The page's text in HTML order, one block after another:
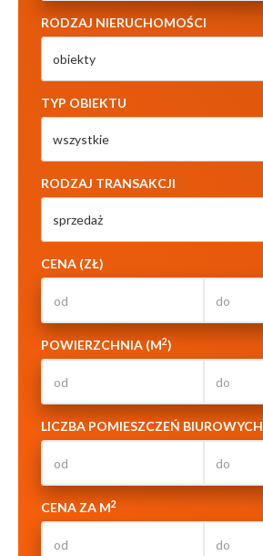
RODZAJ NIERUCHOMOŚCI
obiekty
TYP OBIEKTU
wszystkie
RODZAJ TRANSAKCJI
sprzedaż
CENA (ZŁ)
POWIERZCHNIA (M2)
LICZBA POMIESZCZEŃ BIUROWYCH
CENA ZA M2